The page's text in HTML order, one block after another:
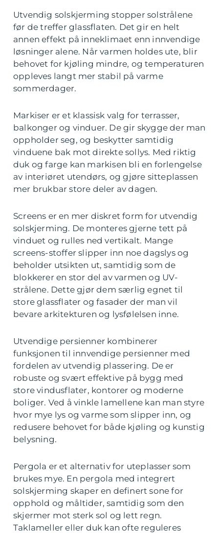
Utvendig solskjerming stopper solstrålene
før de treffer glassflaten. Det gir en helt
annen effekt på inneklimaet enn innvendige
løsninger alene. Når varmen holdes ute, blir
behovet for kjøling mindre, og temperaturen
oppleves langt mer stabil på varme
sommerdager.
Markiser er et klassisk valg for terrasser,
balkonger og vinduer. De gir skygge der man
oppholder seg, og beskytter samtidig
vinduene bak mot direkte sollys. Med riktig
duk og farge kan markisen bli en forlengelse
av interiøret utendørs, og gjøre sitteplassen
mer brukbar store deler av dagen.
Screens er en mer diskret form for utvendig
solskjerming. De monteres gjerne tett på
vinduet og rulles ned vertikalt. Mange
screens-stoffer slipper inn noe dagslys og
beholder utsikten ut, samtidig som de
blokkerer en stor del av varmen og UV-
strålene. Dette gjør dem særlig egnet til
store glassflater og fasader der man vil
bevare arkitekturen og lysfølelsen inne.
Utvendige persienner kombinerer
funksjonen til innvendige persienner med
fordelen av utvendig plassering. De er
robuste og svært effektive på bygg med
store vindusflater, kontorer og moderne
boliger. Ved å vinkle lamellene kan man styre
hvor mye lys og varme som slipper inn, og
redusere behovet for både kjøling og kunstig
belysning.
Pergola er et alternativ for uteplasser som
brukes mye. En pergola med integrert
solskjerming skaper en definert sone for
opphold og måltider, samtidig som den
skjermer mot sterk sol og lett regn.
Taklameller eller duk kan ofte reguleres